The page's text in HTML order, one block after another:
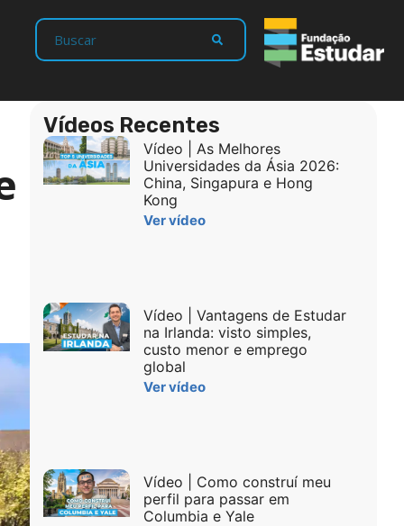
Vídeos Recentes
Vídeo | As Melhores
Universidades da Ásia 2026:
China, Singapura e Hong
Kong
Ver vídeo
Vídeo | Vantagens de Estudar
na Irlanda: visto simples,
custo menor e emprego
global
Ver vídeo
Vídeo | Como construí meu
perfil para passar em
Columbia e Yale